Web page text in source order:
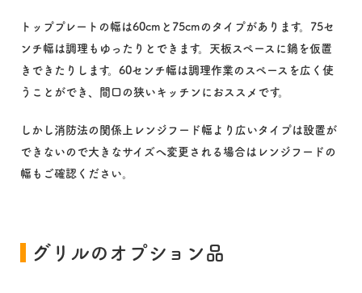
トッププレートの幅は60cmと75cmのタイプがあります。75セ
ンチ幅は調理もゆったりとできます。天板スペースに鍋を仮置
きできたりします。60センチ幅は調理作業のスペースを広く使
うことができ、間口の狭いキッチンにおススメです。
しかし消防法の関係上レンジフード幅より広いタイプは設置が
できないので大きなサイズへ変更される場合はレンジフードの
幅もご確認ください。
グリルのオプション品